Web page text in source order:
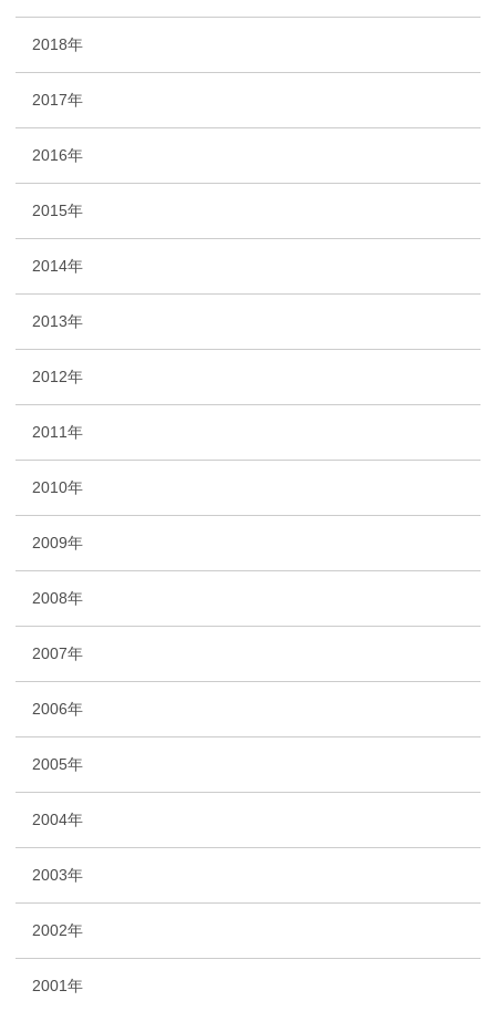
2018年
2017年
2016年
2015年
2014年
2013年
2012年
2011年
2010年
2009年
2008年
2007年
2006年
2005年
2004年
2003年
2002年
2001年